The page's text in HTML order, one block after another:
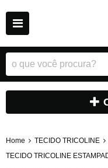
Home
TECIDO TRICOLINE
TECIDO TRICOLINE